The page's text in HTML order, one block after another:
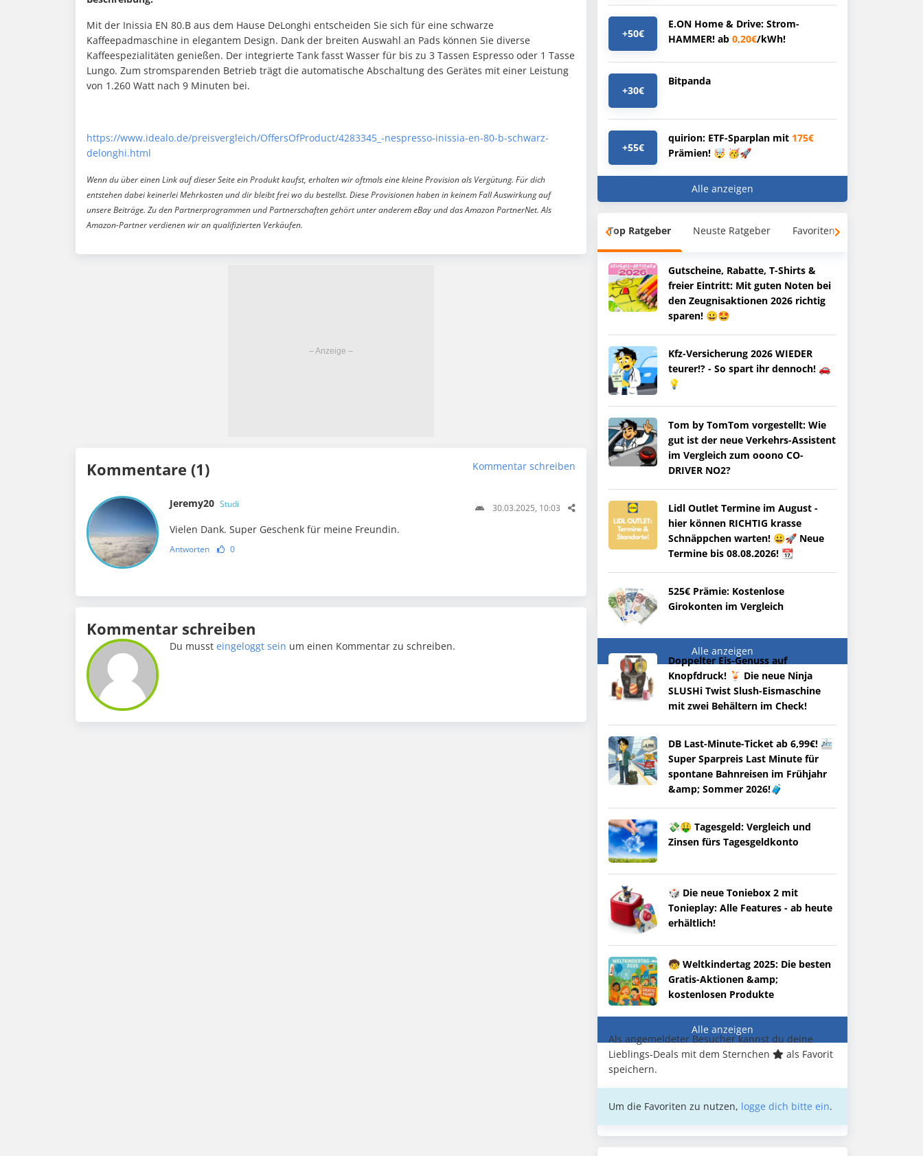
Mit der Inissia EN 80.B aus dem Hause DeLonghi entscheiden Sie sich für eine schwarze
Kaffeepadmaschine in elegantem Design. Dank der breiten Auswahl an Pads können Sie diverse
Kaffeespezialitäten genießen. Der integrierte Tank fasst Wasser für bis zu 3 Tassen Espresso oder 1 Tasse
Lungo. Zum stromsparenden Betrieb trägt die automatische Abschaltung des Gerätes mit einer Leistung
von 1.260 Watt nach 9 Minuten bei.
https://www.idealo.de/preisvergleich/OffersOfProduct/4283345_-nespresso-inissia-en-80-b-schwarz-
delonghi.html
Wenn du über einen Link auf dieser Seite ein Produkt kaufst, erhalten wir oftmals eine kleine Provision als Vergütung. Für dich
entstehen dabei keinerlei Mehrkosten und dir bleibt frei wo du bestellst. Diese Provisionen haben in keinem Fall Auswirkung auf
unsere Beiträge. Zu den Partnerprogrammen und Partnerschaften gehört unter anderem eBay und das Amazon PartnerNet. Als
Amazon-Partner verdienen wir an qualifizierten Verkäufen.
Kommentare (1) Kommentar schreiben
Jeremy20 Studi 30.03.2025, 10:03
Vielen Dank. Super Geschenk für meine Freundin.
Antworten 0
Kommentar schreiben
Du mussteingeloggt sein um einen Kommentar zu schreiben.
+50€
E.ON Home & Drive: Strom-
HAMMER! ab 0,20€/kWh!
+30€
Bitpanda
+55€
quirion: ETF-Sparplan mit 175€
Prämien! 🤯 🥳🚀
Alle anzeigen
Top Ratgeber Neuste Ratgeber Favoriten
Gutscheine, Rabatte, T-Shirts &
freier Eintritt: Mit guten Noten bei
den Zeugnisaktionen 2026 richtig
sparen! 😀🤩
Kfz-Versicherung 2026 WIEDER
teurer!? - So spart ihr dennoch! 🚗
💡
Tom by TomTom vorgestellt: Wie
gut ist der neue Verkehrs-Assistent
im Vergleich zum ooono CO-
DRIVER NO2?
Lidl Outlet Termine im August -
hier können RICHTIG krasse
Schnäppchen warten! 😀🚀 Neue
Termine bis 08.08.2026! 📆
525€ Prämie: Kostenlose
Girokonten im Vergleich
Alle anzeigen
Doppelter Eis-Genuss auf
Knopfdruck! 🍹 Die neue Ninja
SLUSHi Twist Slush-Eismaschine
mit zwei Behältern im Check!
DB Last-Minute-Ticket ab 6,99€! 🚈
Super Sparpreis Last Minute für
spontane Bahnreisen im Frühjahr
&amp; Sommer 2026!🧳
💸🤑 Tagesgeld: Vergleich und
Zinsen fürs Tagesgeldkonto
🎲 Die neue Toniebox 2 mit
Tonieplay: Alle Features - ab heute
erhältlich!
🧒 Weltkindertag 2025: Die besten
Gratis-Aktionen &amp;
kostenlosen Produkte
Alle anzeigen
Als angemeldeter Besucher kannst du deine
Lieblings-Deals mit dem Sternchen
als Favorit
speichern.
Um die Favoriten zu nutzen, logge dich bitte ein.